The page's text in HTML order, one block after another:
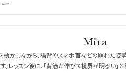
Mira
かしながら、猫背やスマホ首などの崩れた姿勢
。レッスン後に、「背筋が伸びて視界が明るい